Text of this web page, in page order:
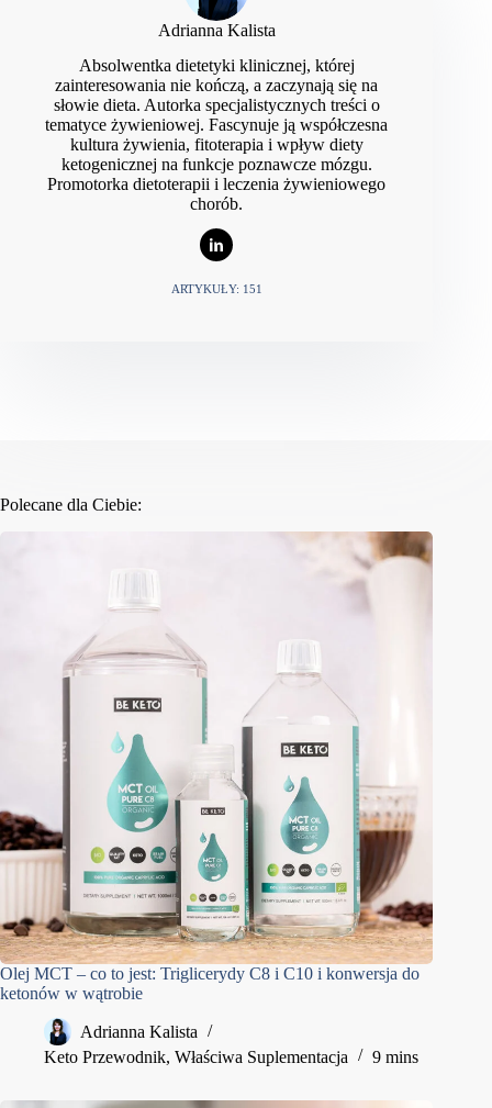
wherefrom and whereto?”Applied Microbiology and
, 102(2), 587-595.
World Health Organization.(2019). „Evaluations of
the Joint FAO/WHO Expert Committee on Food
Additives (JECFA): Erythritol.” WHO Technical
Report Series, No. 1000.
Noda, K. et al.(1994). „Serum glucose and insulin
levels and erythritol balance after oral administration of
erythritol in healthy subjects.”European Journal of
, 48(4), 286-292.
Adrianna Kalista
Absolwentka dietetyki klinicznej, której
zainteresowania nie kończą, a zaczynają się na
słowie dieta. Autorka specjalistycznych treści o
tematyce żywieniowej. Fascynuje ją współczesna
kultura żywienia, fitoterapia i wpływ diety
ketogenicznej na funkcje poznawcze mózgu.
Promotorka dietoterapii i leczenia żywieniowego
chorób.
ARTYKUŁY: 151
Polecane dla Ciebie:
Olej MCT – co to jest: Triglicerydy C8 i C10 i konwersja do
ketonów w wątrobie
Adrianna Kalista
Keto Przewodnik, Właściwa Suplementacja 9 mins